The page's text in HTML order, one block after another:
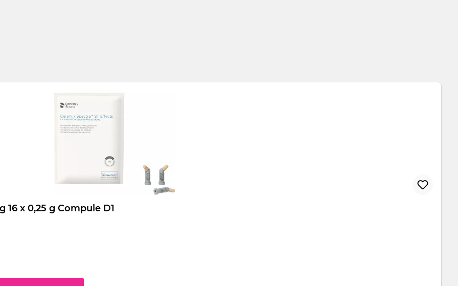
Ceram.x Spectra ST Effects Nachfüllpackung 16 x 0,25 g Compule D1
um die Anzahl zu erhöhen oder zu reduzieren.